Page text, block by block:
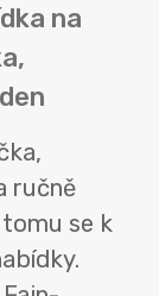
na
ručně
se k